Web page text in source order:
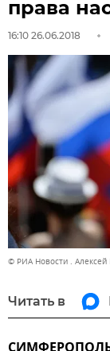
права
16:10 26.06.2018
© РИА Новости . Алексей
Читать в